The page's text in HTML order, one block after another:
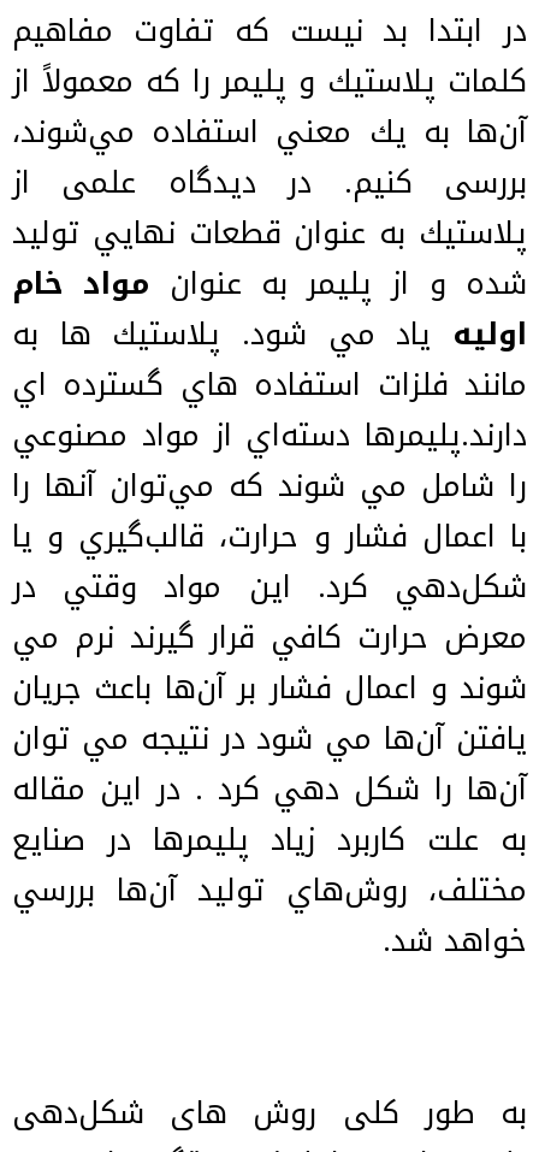
در ابتدا بد نیست که تفاوت مفاهیم
کلمات پلاستيك و پليمر را که معمولاً از
آن‌ها به يك معني استفاده مي‌شوند،
بررسی کنیم. در دیدگاه علمی از
پلاستيك به عنوان قطعات نهايي تولید
شده و از پليمر به عنوان مواد خام
اوليه یاد مي شود. پلاستيك ها به
مانند فلزات استفاده هاي گسترده اي
دارند.پلیمرها دسته‌اي از مواد مصنوعي
را شامل مي شوند كه مي‌توان آنها را
با اعمال فشار و حرارت، قالب‌گيري و يا
شكل‌دهي كرد. اين مواد وقتي در
معرض حرارت كافي قرار گيرند نرم مي
شوند و اعمال فشار بر آن‌ها باعث جريان
يافتن آن‌ها مي شود در نتیجه مي توان
آن‌ها را شكل دهي كرد . در اين مقاله
به علت كاربرد زياد پلیمرها در صنایع
مختلف، روش‌هاي تولید آن‌ها بررسي
خواهد شد.
به طور کلی روش های شکل‌دهی